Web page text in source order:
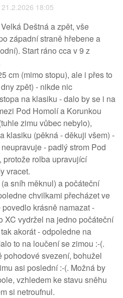
18:05
Deštná a zpět, vše
západní straně hřebene a
Start ráno cca v 9 z
cm (mimo stopu), ale i přes to
zpět) - nikde nic
na klasiku - dalo by se i na
Pod Homolí a Korunkou
zimu vůbec nebylo),
klasiku (pěkná - děkuji všem) -
- padlý strom Pod
rolba upravující
vracet.
sníh měknul) a počáteční
chvilkami přecházet ve
krásně namazat -
XC vydržel na jedno počáteční
akorát - odpoledne na
to na loučení se zimou :-(.
svezení, bohužel
asi poslední :-(. Možná by
vzhledem ke stavu sněhu
si netroufnul.